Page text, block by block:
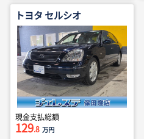
トヨタ セルシオ
現金支払総額
129.8 万円